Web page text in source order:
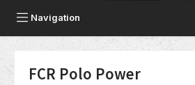
Navigation
FCR Polo Power